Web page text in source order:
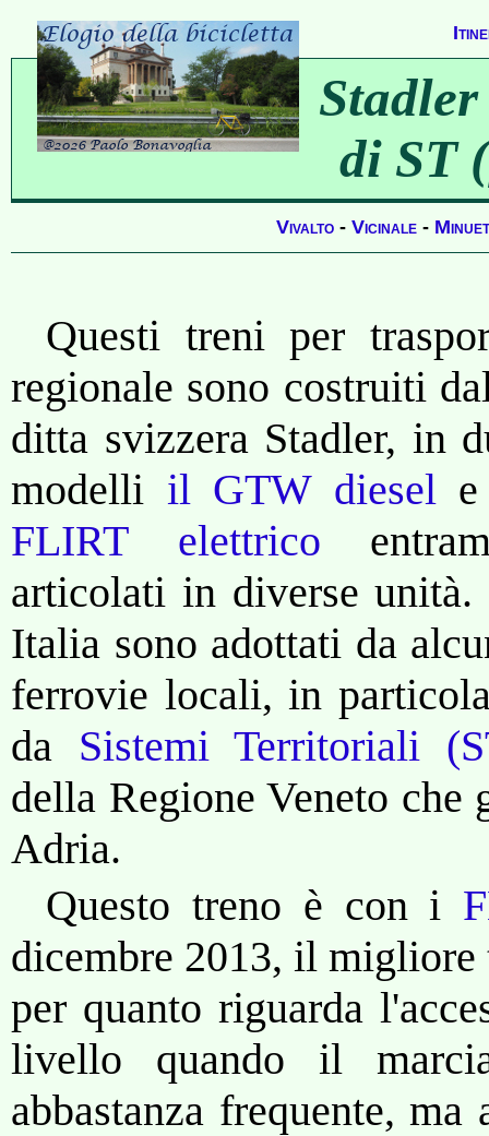
di ST
Vivalto- Vicinale-
Questi treni per
regionale sono costruiti
ditta svizzera Stadler, in
modelli il GTW diesel
FLIRT elettrico
articolati in diverse unità.
Italia sono adottati da
ferrovie locali, in
da Sistemi Territoriali
della Regione Veneto che
Adria.
Questo treno è con i
dicembre 2013, il
per quanto riguarda
livello quando il
abbastanza frequente,